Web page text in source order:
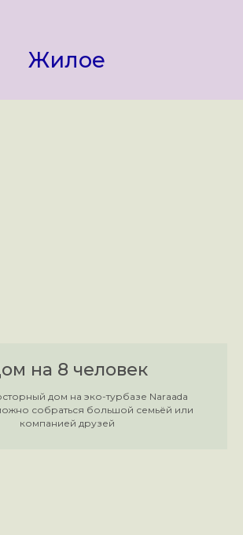
Жилое
Жилое
на 8 человек
дом на эко-турбазе Naraada
собраться большой семьёй или
компанией друзей